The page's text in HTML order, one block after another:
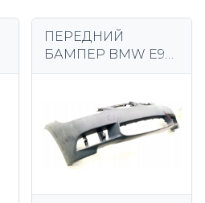
ПЕРЕДНИЙ
БАМПЕР BMW E92